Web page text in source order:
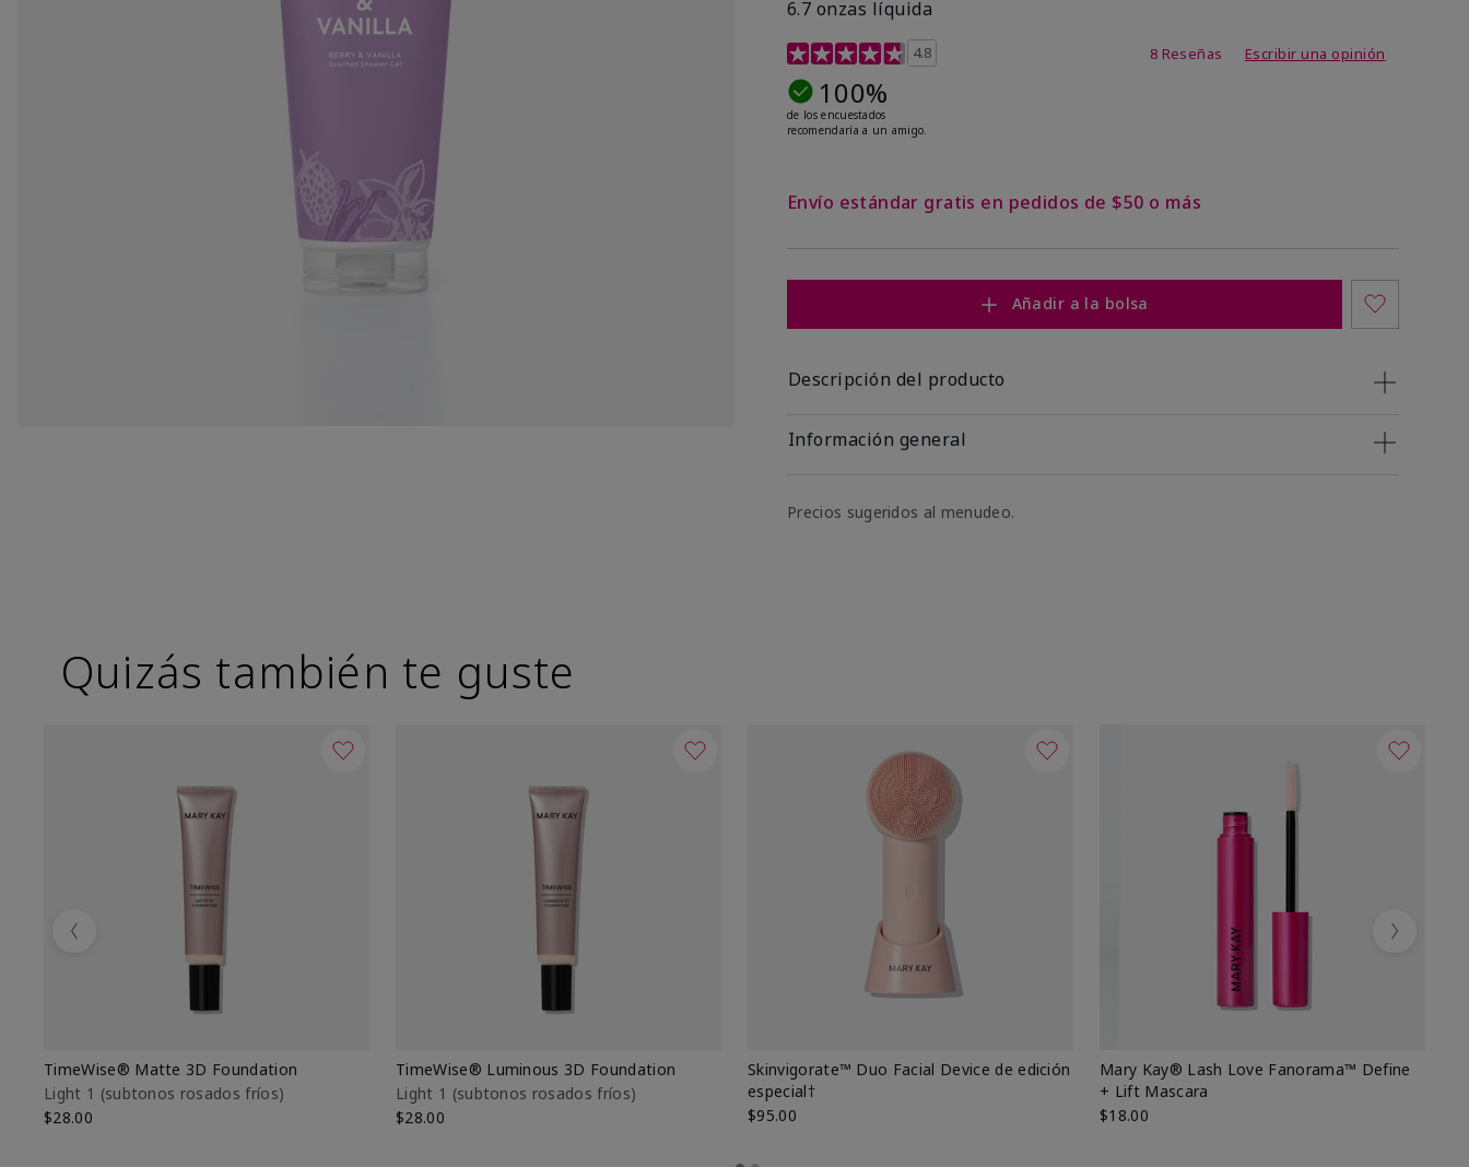
6.7 onzas líquida
Calificación de clientes de 4,2 de 5
4.8 8 Reseñas Escribir una opinión
100%
de los encuestados
recomendaría a un amigo.
Envío estándar gratis en pedidos de $50 o más
Añadir a la bolsa
Descripción del producto
Información general
Precios sugeridos al menudeo.
Quizás también te guste
TimeWise® Matte 3D Foundation
Light 1​ (subtonos rosados fríos)
$28.00
TimeWise® Luminous 3D Foundation
Light 1​ (subtonos rosados fríos)
$28.00
Skinvigorate™ Duo Facial Device de edición
especial†
$95.00
Mary Kay® Lash Love Fanorama™ Define
+ Lift Mascara
$18.00
Previous Next